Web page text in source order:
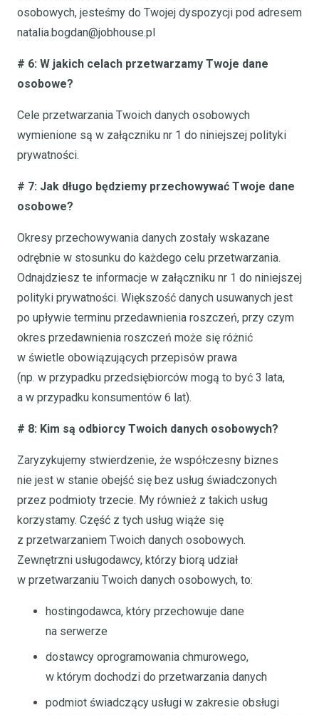
osobowych, jesteśmy do Twojej dyspozycji pod adresem
natalia.bogdan@jobhouse.pl
# 6: W jakich celach przetwarzamy Twoje dane
osobowe?
Cele przetwarzania Twoich danych osobowych
wymienione są w załączniku nr 1 do niniejszej polityki
prywatności.
# 7: Jak długo będziemy przechowywać Twoje dane
osobowe?
Okresy przechowywania danych zostały wskazane
odrębnie w stosunku do każdego celu przetwarzania.
Odnajdziesz te informacje w załączniku nr 1 do niniejszej
polityki prywatności. Większość danych usuwanych jest
po upływie terminu przedawnienia roszczeń, przy czym
okres przedawnienia roszczeń może się różnić
w świetle obowiązujących przepisów prawa
(np. w przypadku przedsiębiorców mogą to być 3 lata,
a w przypadku konsumentów 6 lat).
# 8: Kim są odbiorcy Twoich danych osobowych?
Zaryzykujemy stwierdzenie, że współczesny biznes
nie jest w stanie obejść się bez usług świadczonych
przez podmioty trzecie. My również z takich usług
korzystamy. Część z tych usług wiąże się
z przetwarzaniem Twoich danych osobowych.
Zewnętrzni usługodawcy, którzy biorą udział
w przetwarzaniu Twoich danych osobowych, to:
hostingodawca, który przechowuje dane
na serwerze
dostawcy oprogramowania chmurowego,
w którym dochodzi do przetwarzania danych
podmiot świadczący usługi w zakresie obsługi